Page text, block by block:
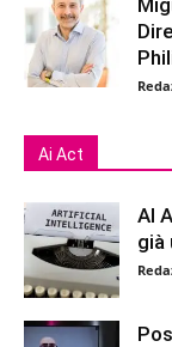
Ai Act
AI
già